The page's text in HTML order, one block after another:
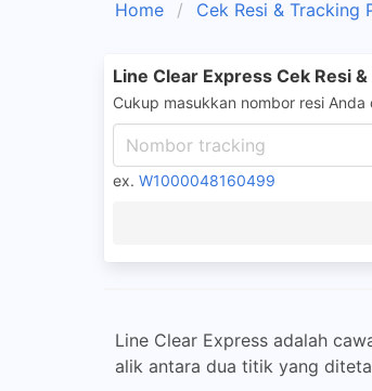
Home Cek Resi & Tracking
Line Clear Express Cek Resi
Cukup masukkan nombor resi
ex. W1000048160499
Line Clear Express adalah
alik antara dua titik yang